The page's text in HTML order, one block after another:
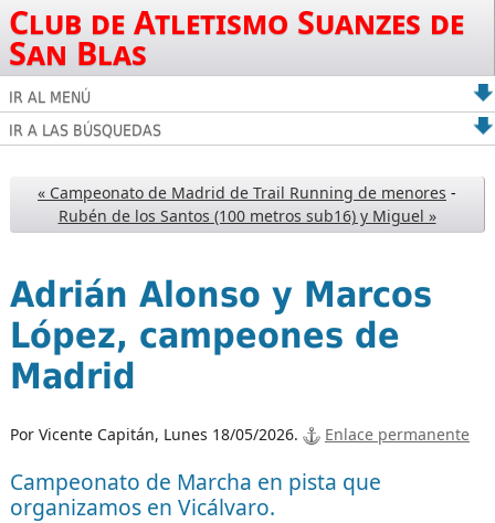
Club de Atletismo Suanzes de
San Blas
IR AL MENÚ
IR A LAS BÚSQUEDAS
« Campeonato de Madrid de Trail Running de menores -
Rubén de los Santos (100 metros sub16) y Miguel »
Adrián Alonso y Marcos
López, campeones de
Madrid
Por Vicente Capitán, Lunes 18/05/2026. Enlace permanente
Campeonato de Marcha en pista que
organizamos en Vicálvaro.